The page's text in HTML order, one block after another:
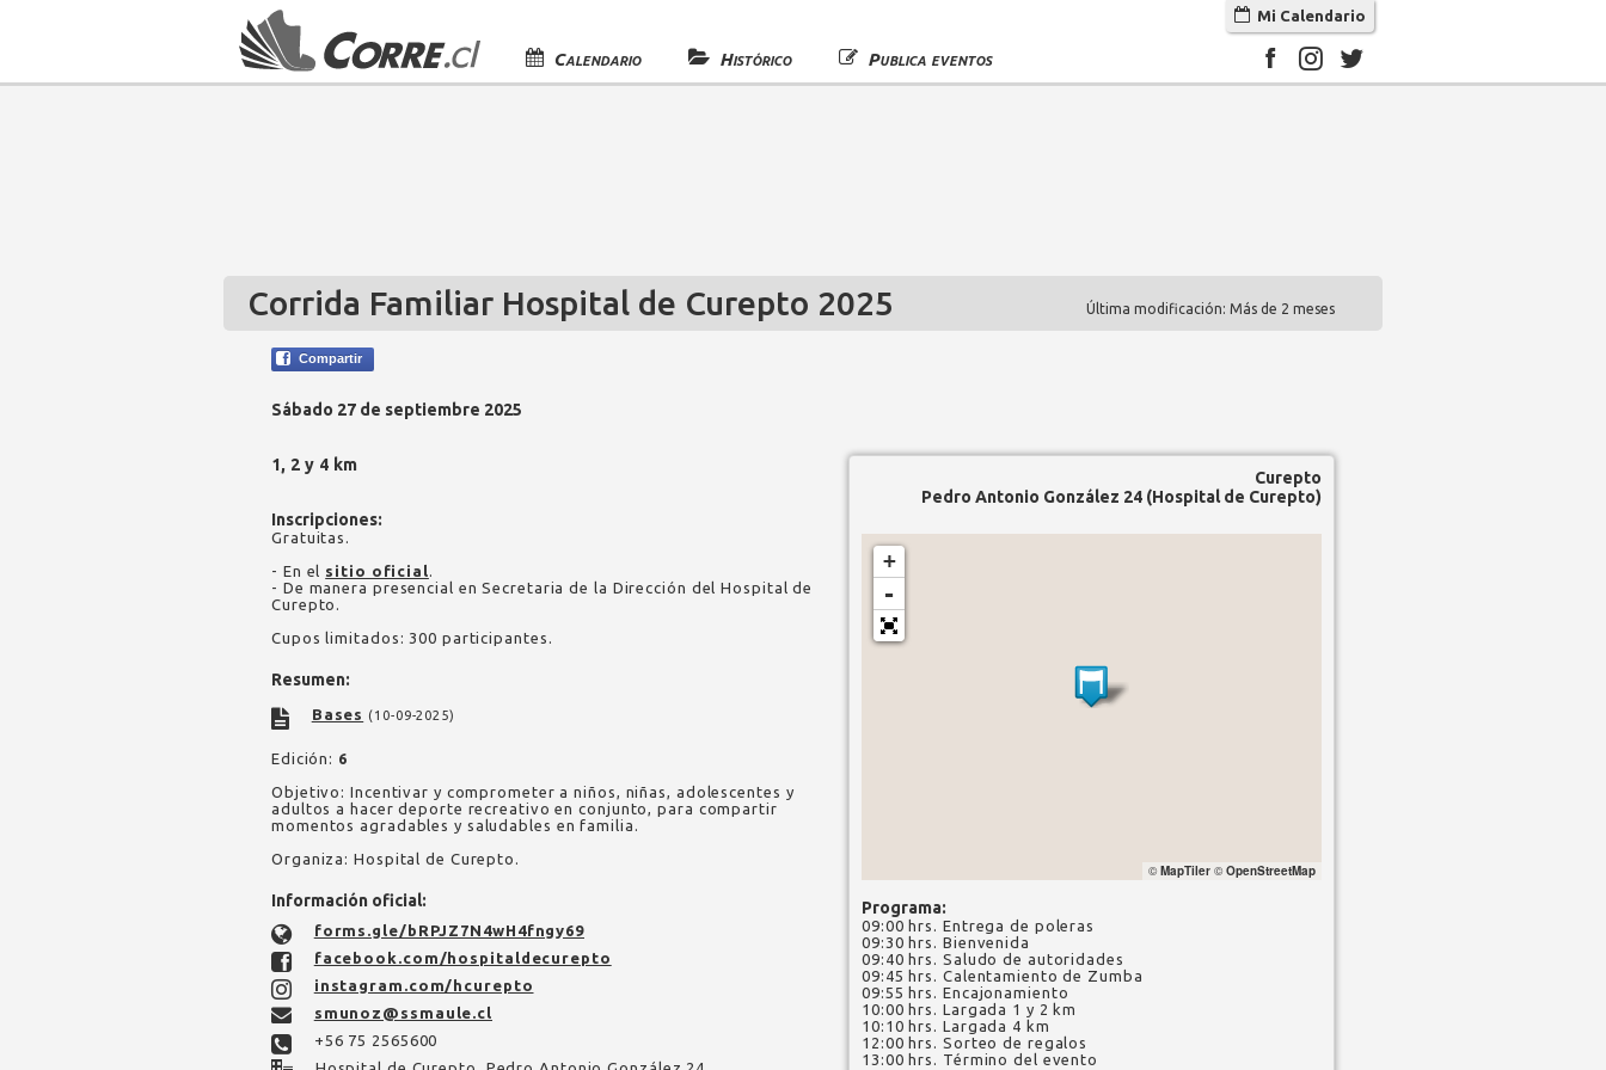
Mi Calendario
Calendario Histórico Publica eventos
Corrida Familiar Hospital de Curepto 2025
Compartir
Última modificación: Más de 2 meses
Sábado 27 de septiembre 2025
Curepto
Pedro Antonio González 24 (Hospital de Curepto)
+
-
© MapTiler © OpenStreetMap
Programa:
09:00 hrs. Entrega de poleras
09:30 hrs. Bienvenida
09:40 hrs. Saludo de autoridades
09:45 hrs. Calentamiento de Zumba
09:55 hrs. Encajonamiento
10:00 hrs. Largada 1 y 2 km
10:10 hrs. Largada 4 km
12:00 hrs. Sorteo de regalos
13:00 hrs. Término del evento
1, 2 y 4 km
Inscripciones:
Gratuitas.
- En el sitio oficial.
- De manera presencial en Secretaria de la Dirección del Hospital de
Curepto.
Cupos limitados: 300 participantes.
Resumen:
Bases (10-09-2025)
Edición: 6
Objetivo: Incentivar y comprometer a niños, niñas, adolescentes y
adultos a hacer deporte recreativo en conjunto, para compartir
momentos agradables y saludables en familia.
Organiza: Hospital de Curepto.
Información oficial:
forms.gle/bRPJZ7N4wH4fngy69
facebook.com/hospitaldecurepto
instagram.com/hcurepto
smunoz@ssmaule.cl
+56 75 2565600